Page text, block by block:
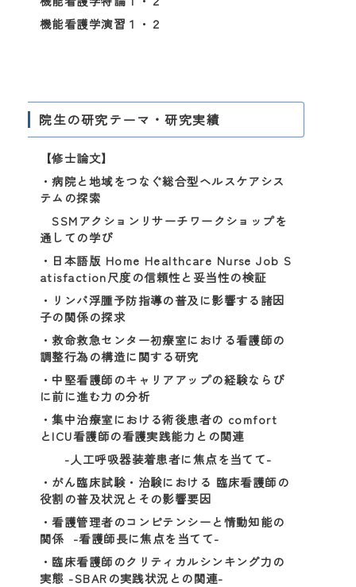
機能看護学演習１・２
院生の研究テーマ・研究実績
【修士論文】
・病院と地域をつなぐ総合型ヘルスケアシス
テムの探索
SSMアクションリサーチワークショップを
通しての学び
・日本語版 Home Healthcare Nurse Job S
atisfaction尺度の信頼性と妥当性の検証
・リンパ浮腫予防指導の普及に影響する諸因
子の関係の探求
・救命救急センター初療室における看護師の
調整行為の構造に関する研究
・中堅看護師のキャリアアップの経験ならび
に前に進む力の分析
・集中治療室における術後患者の comfort
とICU看護師の看護実践能力との関連
-人工呼吸器装着患者に焦点を当てて-
・がん臨床試験・治験における 臨床看護師の
役割の普及状況とその影響要因
・看護管理者のコンピテンシーと情動知能の
関係 -看護師長に焦点を当てて-
・臨床看護師のクリティカルシンキング力の
実態 -SBARの実践状況との関連-